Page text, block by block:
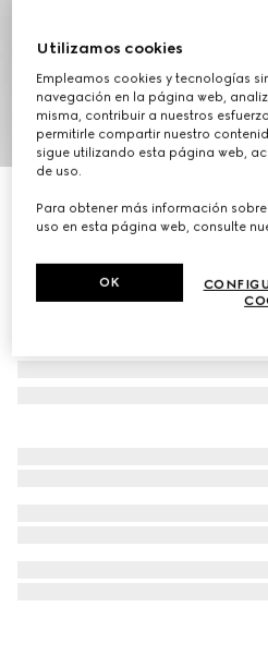
9
Bandolera Ophidia tamaño
€ 1.200
Utilizamos cookies
Empleamos cookies y tecnologías
navegación en la página web,
misma, contribuir a nuestros
permitirle compartir nuestro
sigue utilizando esta página web,
de uso.
Para obtener más información
uso en esta página web, consulte
OK